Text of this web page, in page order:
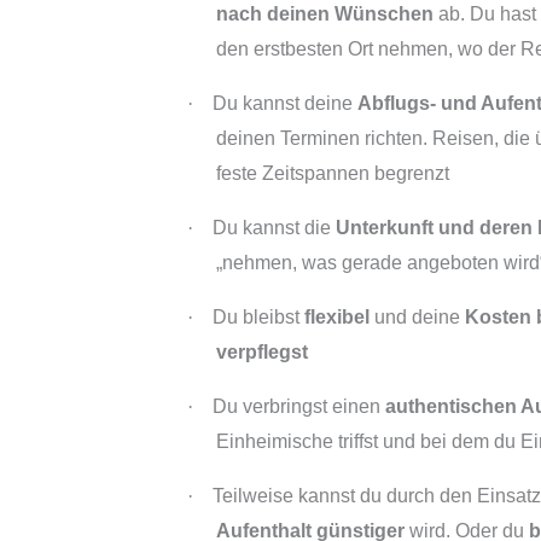
nach deinen Wünschen ab. Du
den erstbesten Ort nehmen, wo der
· Du kannst deine Abflugs- und
deinen Terminen richten. Reisen,
feste Zeitspannen begrenzt
· Du kannst die Unterkunft und deren
„nehmen, was gerade angeboten
· Du bleibstflexibel und deine Kosten
verpflegst
· Du verbringst einen authentischen
Einheimische triffst und bei dem du
·
Teilweise kannst du durch den
Aufenthalt günstigerwird. Oder du